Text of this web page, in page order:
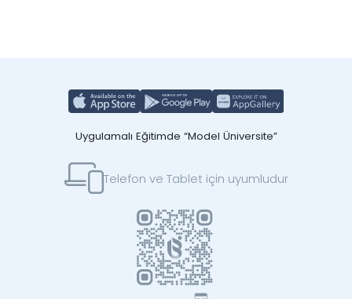
Uygulamalı Eğitimde “Model Üniversite”
Telefon ve Tablet için uyumludur